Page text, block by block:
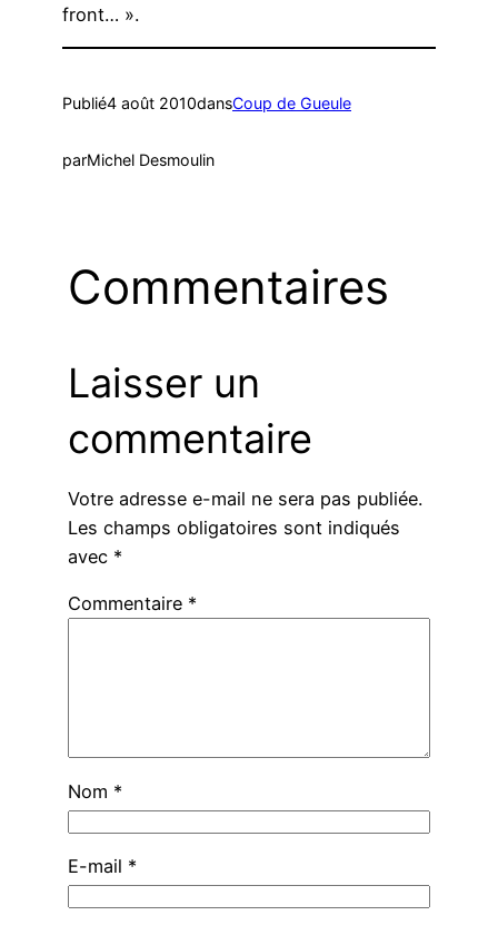
front… ».
Publié4 août 2010dansCoup de Gueule
parMichel Desmoulin
Commentaires
Laisser un
commentaire
Votre adresse e-mail ne sera pas publiée.
Les champs obligatoires sont indiqués
avec *
Commentaire *
Nom *
E-mail *